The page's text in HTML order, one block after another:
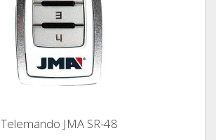
Telemando JMA SR-48